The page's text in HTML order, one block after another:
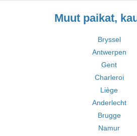
Muut paikat,
Bryssel
Antwerpen
Gent
Charleroi
Liège
Anderlecht
Brugge
Namur